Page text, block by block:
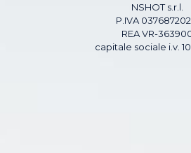
NSHOT s.r.l.
P.IVA
REA VR-
capitale sociale i.v.